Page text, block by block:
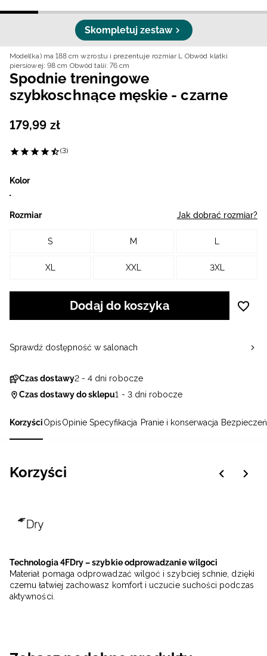
Skompletuj zestaw
Model(ka) ma 188 cm wzrostu i prezentuje rozmiar L Obwód klatki
piersiowej: 98 cm Obwód talii: 76 cm
KorzyściOpisOpinie Specyfikacja Pranie i konserwacja
Korzyści
Technologia 4FDry – szybkie odprowadzanie wilgoci
Materiał pomaga odprowadzać wilgoć i szybciej schnie, dzięki
czemu łatwiej zachowasz komfort i uczucie suchości podczas
aktywności.
Spodnie treningowe
szybkoschnące męskie - czarne
179,99 zł
(3)
Kolor
Rozmiar Jak dobrać rozmiar?
S M L
XL XXL 3XL
Dodaj do koszyka
Czas dostawy2 - 4 dni robocze
Czas dostawy do sklepu1 - 3 dni robocze
Sprawdź dostępność w salonach